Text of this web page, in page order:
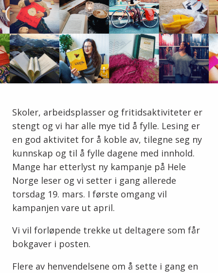
Skoler, arbeidsplasser og fritidsaktiviteter er
stengt og vi har alle mye tid å fylle. Lesing er
en god aktivitet for å koble av, tilegne seg ny
kunnskap og til å fylle dagene med innhold.
Mange har etterlyst ny kampanje på Hele
Norge leser og vi setter i gang allerede
torsdag 19. mars. I første omgang vil
kampanjen vare ut april.
Vi vil forløpende trekke ut deltagere som får
bokgaver i posten.
Flere av henvendelsene om å sette i gang en